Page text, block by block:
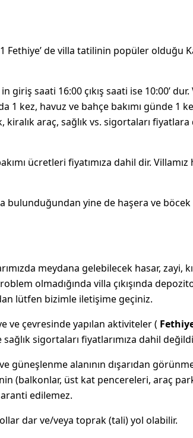
Fethiye’ de villa tatilinin popüler olduğu
giriş saati 16:00 çıkış saati ise 10:00’ dur.
kez, havuz ve bahçe bakımı günde 1
araç, sağlık vs. sigortaları fiyatlara
ücretleri fiyatımıza dahil dir. Villamız
bulunduğundan yine de haşera ve
meydana gelebilecek hasar, zayi,
olmadığında villa çıkışında
lütfen bizimle iletişime geçiniz.
ve çevresinde yapılan aktiviteler (
sigortaları fiyatlarımıza dahil
güneşlenme alanının dışarıdan
(balkonlar, üst kat pencereleri, araç
edilemez.
dar ve/veya toprak (tali) yol olabilir.